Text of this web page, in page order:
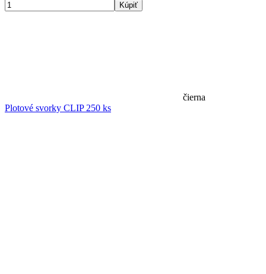
Kúpiť
čierna
Plotové svorky CLIP 250 ks